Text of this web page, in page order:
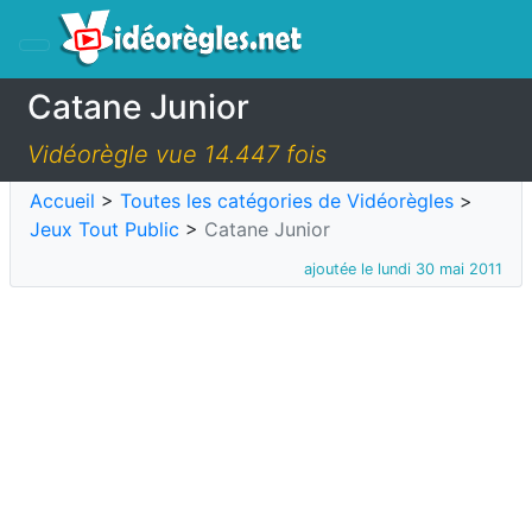
Catane Junior
Vidéorègle vue 14.447 fois
Accueil > Toutes les catégories de Vidéorègles >
Jeux Tout Public > Catane Junior
ajoutée le lundi 30 mai 2011